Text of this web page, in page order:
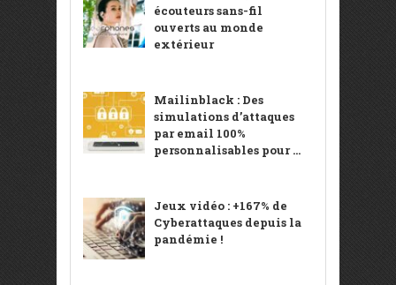
écouteurs sans-fil
ouverts au monde
extérieur
Mailinblack : Des
simulations d’attaques
par email 100%
personnalisables pour ...
Jeux vidéo : +167% de
Cyberattaques depuis la
pandémie !